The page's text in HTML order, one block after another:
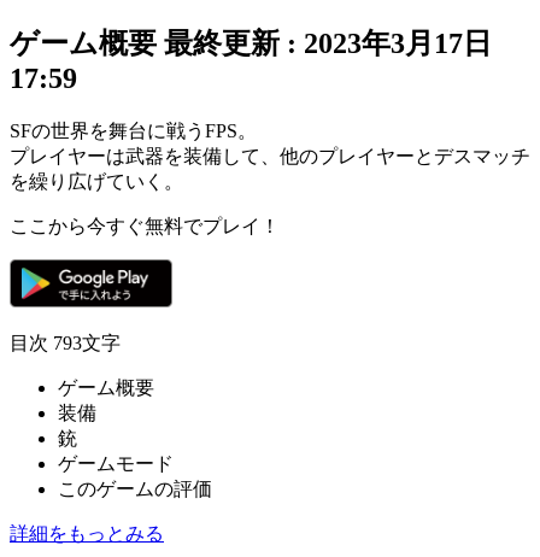
ゲーム概要 最終更新 : 2023年3月17日
17:59
SFの世界を舞台に戦う FPS。
プレイヤーは武器を装備して、他のプレイヤーと デスマッチ
を繰り広げていく。
ここから今すぐ無料でプレイ！
目次 793文字
ゲーム概要
装備
銃
ゲームモード
このゲームの評価
詳細をもっとみる